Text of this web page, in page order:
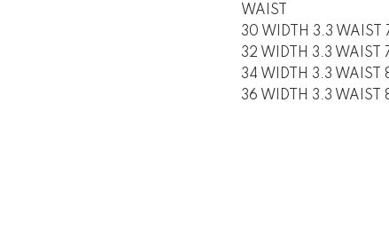
WAIST
30 WIDTH 3.3 WAIST
32 WIDTH 3.3 WAIST
34 WIDTH 3.3 WAIST
36 WIDTH 3.3 WAIST